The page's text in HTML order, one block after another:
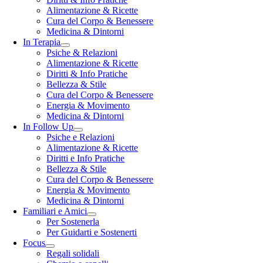
Alimentazione & Ricette
Cura del Corpo & Benessere
Medicina & Dintorni
In Terapia
Psiche & Relazioni
Alimentazione & Ricette
Diritti & Info Pratiche
Bellezza & Stile
Cura del Corpo & Benessere
Energia & Movimento
Medicina & Dintorni
In Follow Up
Psiche e Relazioni
Alimentazione & Ricette
Diritti e Info Pratiche
Bellezza & Stile
Cura del Corpo & Benessere
Energia & Movimento
Medicina & Dintorni
Familiari e Amici
Per Sostenerla
Per Guidarti e Sostenerti
Focus
Regali solidali